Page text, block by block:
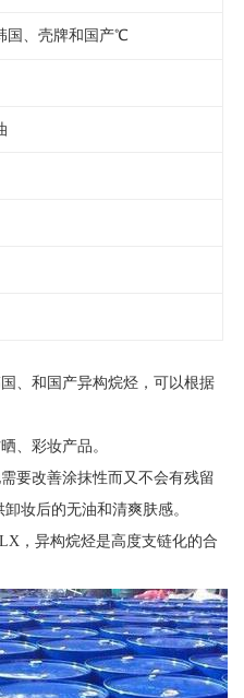
国、壳牌和国产℃
、和国产异构烷烃，可以根据
、彩妆产品。
要改善涂抹性而又不会有残留
妆后的无油和清爽肤感。
，异构烷烃是高度支链化的合